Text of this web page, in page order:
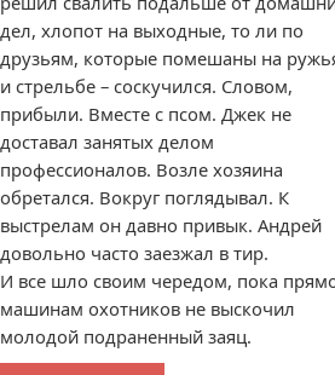
дел, хлопот на выходные, то ли по
друзьям, которые помешаны на
и стрельбе – соскучился. Словом,
прибыли. Вместе с псом. Джек не
доставал занятых делом
профессионалов. Возле хозяина
обретался. Вокруг поглядывал. К
выстрелам он давно привык. Андрей
довольно часто заезжал в тир.
И все шло своим чередом, пока
машинам охотников не выскочил
молодой подраненный заяц.